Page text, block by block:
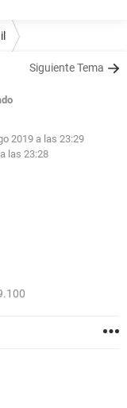
Siguiente Tema
2019 a las 23:29
las 23:28